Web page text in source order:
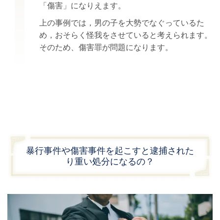
「傷害」になりえます。
上の事例では，男の子を大勢でなぐっているた
め，おそらく怪我をさせていると考えられます。
そのため、傷害罪が問題になります。
暴行事件や傷害事件を起こすと逮捕された
り重い処分になるの？